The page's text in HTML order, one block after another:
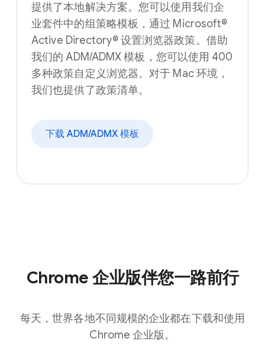
提供了本地解决方案。您可以使用我们企
业套件中的组策略模板，通过 Microsoft®
Active Directory® 设置浏览器政策。借助
我们的 ADM/ADMX 模板，您可以使用 400
多种政策自定义浏览器。对于 Mac 环境，
我们也提供了政策清单。
下载 ADM/ADMX 模板
Chrome 企业版伴您一路前行
每天，世界各地不同规模的企业都在下载和使用
Chrome 企业版。